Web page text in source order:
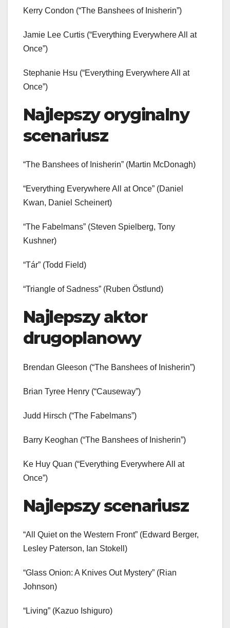
Kerry Condon (“The Banshees of Inisherin”)
Jamie Lee Curtis (“Everything Everywhere All at
Once”)
Stephanie Hsu (“Everything Everywhere All at
Once”)
Najlepszy oryginalny
scenariusz
“The Banshees of Inisherin” (Martin McDonagh)
“Everything Everywhere All at Once” (Daniel
Kwan, Daniel Scheinert)
“The Fabelmans” (Steven Spielberg, Tony
Kushner)
“Tár” (Todd Field)
“Triangle of Sadness” (Ruben Östlund)
Najlepszy aktor
drugoplanowy
Brendan Gleeson (“The Banshees of Inisherin”)
Brian Tyree Henry (“Causeway”)
Judd Hirsch (“The Fabelmans”)
Barry Keoghan (“The Banshees of Inisherin”)
Ke Huy Quan (“Everything Everywhere All at
Once”)
Najlepszy scenariusz
“All Quiet on the Western Front” (Edward Berger,
Lesley Paterson, Ian Stokell)
“Glass Onion: A Knives Out Mystery” (Rian
Johnson)
“Living” (Kazuo Ishiguro)